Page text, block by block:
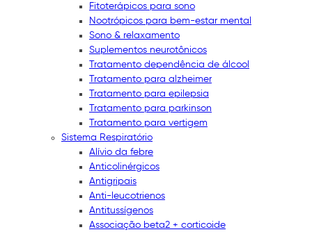
Fitoterápicos para sono
Nootrópicos para bem-estar mental
Sono & relaxamento
Suplementos neurotônicos
Tratamento dependência de álcool
Tratamento para alzheimer
Tratamento para epilepsia
Tratamento para parkinson
Tratamento para vertigem
Sistema Respiratório
Alívio da febre
Anticolinérgicos
Antigripais
Anti-leucotrienos
Antitussígenos
Associação beta2 + corticoide